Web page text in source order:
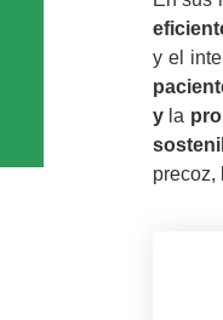
y el
y la
precoz,